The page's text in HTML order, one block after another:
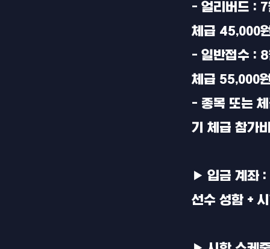
- 얼리버드 :
체급 45,000
- 일반접수 :
체급 55,000
- 종목 또는
기 체급 참가
▶ 입금 계좌
선수 성함 +